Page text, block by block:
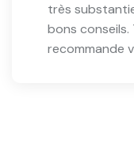
très
bons conseils.
recommande